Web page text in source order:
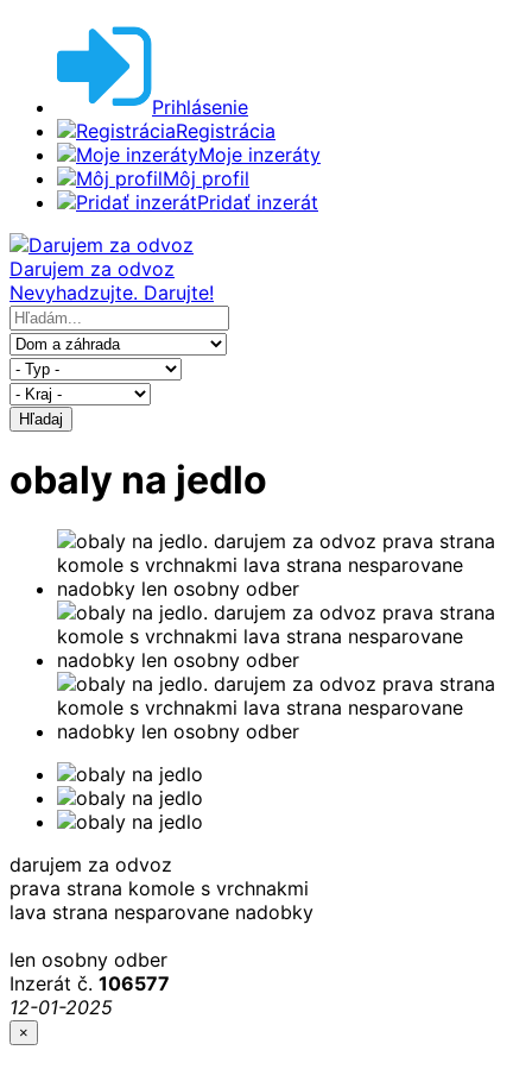
Prihlásenie
Registrácia
Moje inzeráty
Môj profil
Pridať inzerát
Darujem za odvoz
Nevyhadzujte. Darujte!
Hľadaj
obaly na jedlo
darujem za odvoz
prava strana komole s vrchnakmi
lava strana nesparovane nadobky
len osobny odber
Inzerát č. 106577
12-01-2025
×